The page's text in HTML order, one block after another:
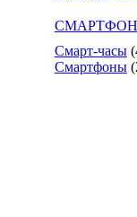
Смарт-часы
Смартфоны